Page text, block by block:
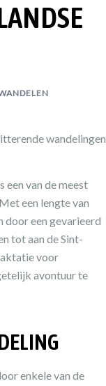
een van de meest
een lengte van
een gevarieerd
tot aan de Sint-
voor
avontuur te
enkele van de